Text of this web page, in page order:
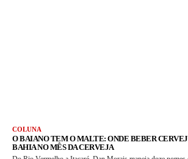
COLUNA
O BAIANO TEM O MALTE: ONDE BEBER
BAHIA NO MÊS DA CERVEJA